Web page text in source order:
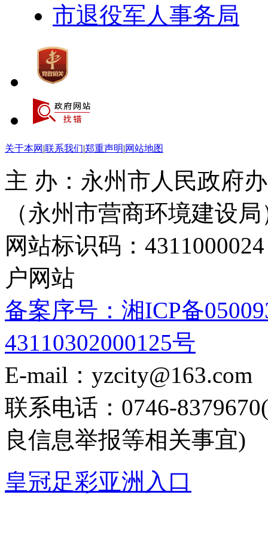
市退役军人事务局
关于本网 |联系我们|郑重声明|网站地图
主 办：永州市人民政府
（永州市营商环境建设局
网站标识码：
户网站
备案序号：湘ICP备
43110302000125号
E-mail：yzcity@163.com
联系电话：0746-
良信息举报等相关事宜)
皇冠足彩亚洲入口